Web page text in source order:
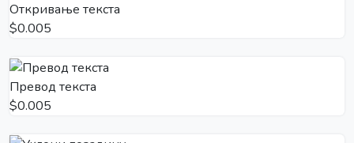
Откривање текста
$0.005
Превод текста
$0.005